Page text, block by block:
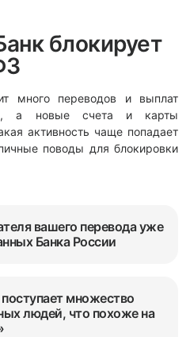
блокирует
много переводов и выплат
а новые счета и карты
активность чаще попадает
поводы для блокировки
вашего перевода уже
Банка России
поступает множество
людей, что похоже на